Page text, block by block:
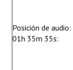
Posición de audio:
01h 35m 35s: